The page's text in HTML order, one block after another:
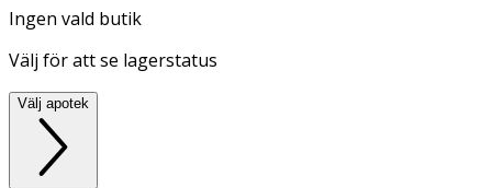
Ingen vald butik
Välj för att se lagerstatus
Välj apotek